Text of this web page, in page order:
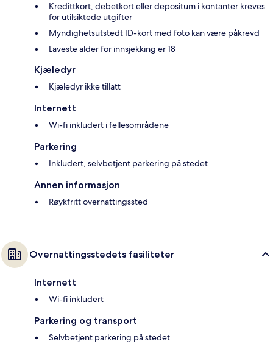
Kredittkort, debetkort eller depositum i kontanter kreves
for utilsiktede utgifter
Myndighetsutstedt ID-kort med foto kan være påkrevd
Laveste alder for innsjekking er 18
Kjæledyr
Kjæledyr ikke tillatt
Internett
Wi-fi inkludert i fellesområdene
Parkering
Inkludert, selvbetjent parkering på stedet
Annen informasjon
Røykfritt overnattingssted
Overnattingsstedets fasiliteter
Internett
Wi-fi inkludert
Parkering og transport
Selvbetjent parkering på stedet